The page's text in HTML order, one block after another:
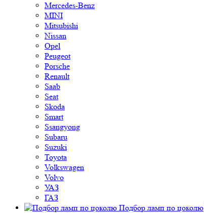
Mercedes-Benz
MINI
Mitsubishi
Nissan
Opel
Peugeot
Porsche
Renault
Saab
Seat
Skoda
Smart
Ssangyong
Subaru
Suzuki
Toyota
Volkswagen
Volvo
УАЗ
ГАЗ
Подбор ламп по цоколю